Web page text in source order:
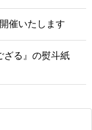
催いたします
ざる』の熨斗紙